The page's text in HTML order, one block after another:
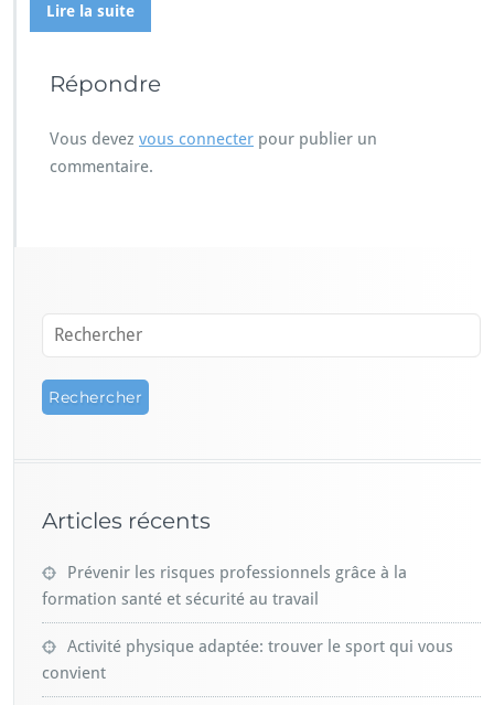
Lire la suite
Répondre
Vous devez vous connecter pour publier un
commentaire.
Articles récents
Prévenir les risques professionnels grâce à la
formation santé et sécurité au travail
Activité physique adaptée: trouver le sport qui vous
convient